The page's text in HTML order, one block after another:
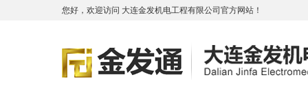
您好，欢迎访问 大连金发机电工程有限公司官方网站！